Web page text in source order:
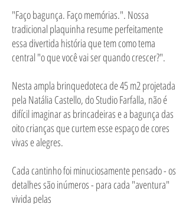
"Faço bagunça. Faço memórias.". Nossa
tradicional plaquinha resume perfeitamente
essa divertida história que tem como tema
central "o que você vai ser quando crescer?".
Nesta ampla brinquedoteca de 45 m2 projetada
pela Natália Castello, do Studio Farfalla, não é
difícil imaginar as brincadeiras e a bagunça das
oito crianças que curtem esse espaço de cores
vivas e alegres.
Cada cantinho foi minuciosamente pensado - os
detalhes são inúmeros - para cada "aventura"
vivida pelas